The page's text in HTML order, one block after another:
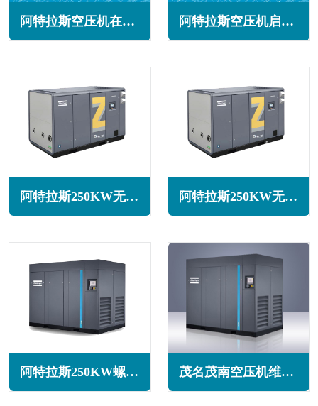
阿特拉斯空压机在什么情况下需要紧急停机(避免造成不必要损失) 阿特拉斯空压机启动不了怎么回事(常见原因与解决办法)
阿特拉斯250KW无油旋齿空压机ZT250系列 阿特拉斯250KW无油旋齿空压机ZR250系列
阿特拉斯250KW螺杆空压机G250系列 茂名茂南空压机维修保养